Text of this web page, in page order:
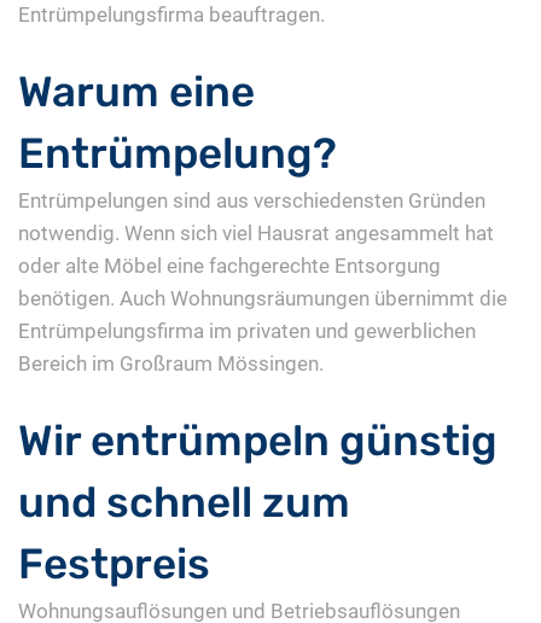
Entrümpelungsfirma beauftragen.
Warum eine
Entrümpelung?
Entrümpelungen sind aus verschiedensten Gründen
notwendig. Wenn sich viel Hausrat angesammelt hat
oder alte Möbel eine fachgerechte Entsorgung
benötigen. Auch Wohnungsräumungen übernimmt die
Entrümpelungsfirma im privaten und gewerblichen
Bereich im Großraum Mössingen.
Wir entrümpeln günstig
und schnell zum
Festpreis
Wohnungsauflösungen und Betriebsauflösungen